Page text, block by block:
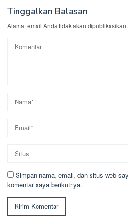
Tinggalkan Balasan
Alamat email Anda tidak akan dipublikasikan.
Simpan nama, email, dan situs web
komentar saya berikutnya.